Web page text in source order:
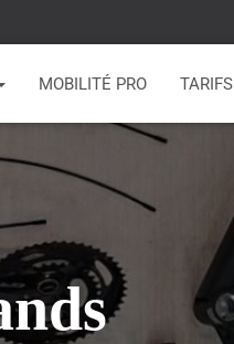
MOBILITÉ PRO TARIFS